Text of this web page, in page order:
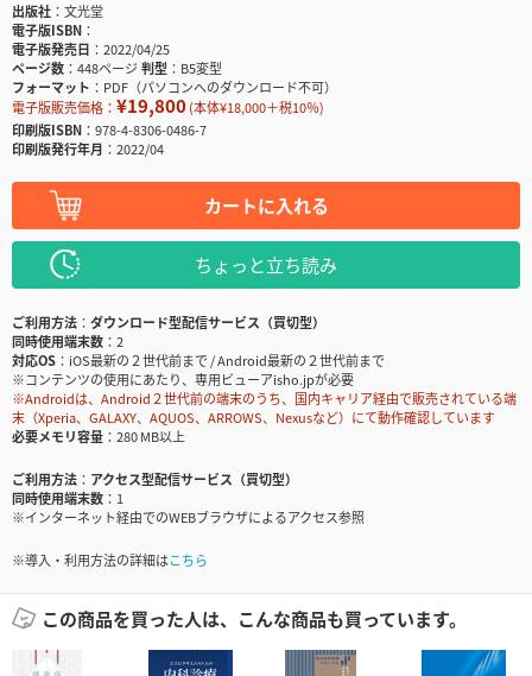
出版社
文光堂
電子版ISBN
電子版発売日
2022/04/25
ページ数
448ページ判型
B5変型
フォーマット
PDF（パソコンへのダウンロード不可）
電子版販売価格： ¥19,800(本体¥18,000＋税10％)
印刷版ISBN
978-4-8306-0486-7
印刷版発行年月
2022/04
カートに入れる
ちょっと立ち読み
ご利用方法
ダウンロード型配信サービス（買切型）
同時使用端末数
2
対応OS
iOS最新の２世代前まで / Android最新の２世代前まで
※コンテンツの使用にあたり、専用ビューアisho.jpが必要
※Androidは、Android２世代前の端末のうち、国内キャリア経由で販売されている端
末（Xperia、GALAXY、AQUOS、ARROWS、Nexusなど）にて動作確認しています
必要メモリ容量
280 MB以上
ご利用方法
アクセス型配信サービス（買切型）
同時使用端末数
1
※インターネット経由でのWEBブラウザによるアクセス参照
※導入・利用方法の詳細はこちら
この商品を買った人は、こんな商品も買っています。